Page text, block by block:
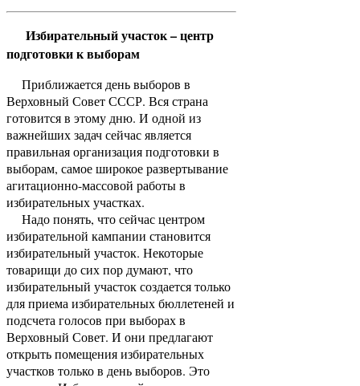
Избирательный участок – центр
подготовки к выборам
Приближается день выборов в
Верховный Совет СССР. Вся страна
готовится в этому дню. И одной из
важнейших задач сейчас является
правильная организация подготовки в
выборам, самое широкое развертывание
агитационно-массовой работы в
избирательных участках.
Надо понять, что сейчас центром
избирательной кампании становится
избирательный участок. Некоторые
товарищи до сих пор думают, что
избирательный участок создается только
для приема избирательных бюллетеней и
подсчета голосов при выборах в
Верховный Совет. И они предлагают
открыть помещения избирательных
участков только в день выборов. Это